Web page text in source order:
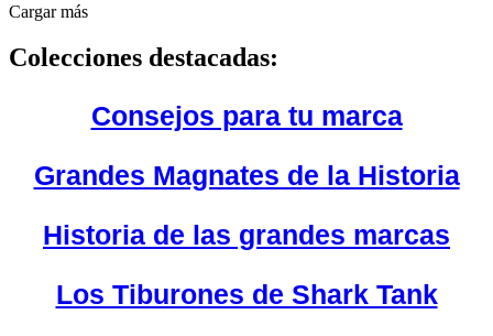
Cargar más
Colecciones destacadas:
Consejos para tu marca
Grandes Magnates de la Historia
Historia de las grandes marcas
Los Tiburones de Shark Tank